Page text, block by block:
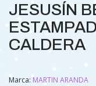
JESUSÍN
CALDERA
Marca: MARTIN ARANDA